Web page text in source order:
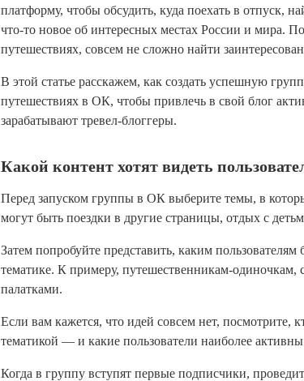
платформу, чтобы обсудить, куда поехать в отпуск,
что-то новое об интересных местах России и мира.
путешествиях, совсем не сложно найти
В этой статье расскажем, как создать успешную
путешествиях в ОК, чтобы привлечь в свой блог
зарабатывают тревел-блоггеры.
Какой контент хотят видеть
Перед запуском группы в ОК выберите темы, в
могут быть поездки в другие страницы, отдых с
Затем попробуйте представить, каким
тематике. К примеру, путешественникам-одиночкам,
палатками.
Если вам кажется, что идей совсем нет, посмотрите,
тематикой — и какие пользователи наиболее
Когда в группу вступят первые подписчики,